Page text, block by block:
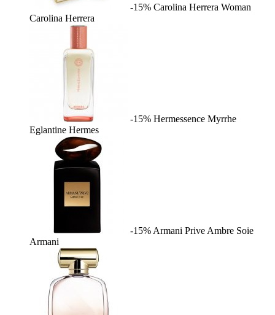
-15% Carolina Herrera Woman
Carolina Herrera
-15% Hermessence Myrrhe
Eglantine Hermes
-15% Armani Prive Ambre Soie
Armani